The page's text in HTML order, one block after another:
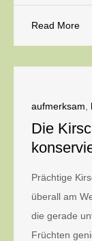
Read More
aufmerksam
Die
Prächtige
überall am
die gerade
Früchten